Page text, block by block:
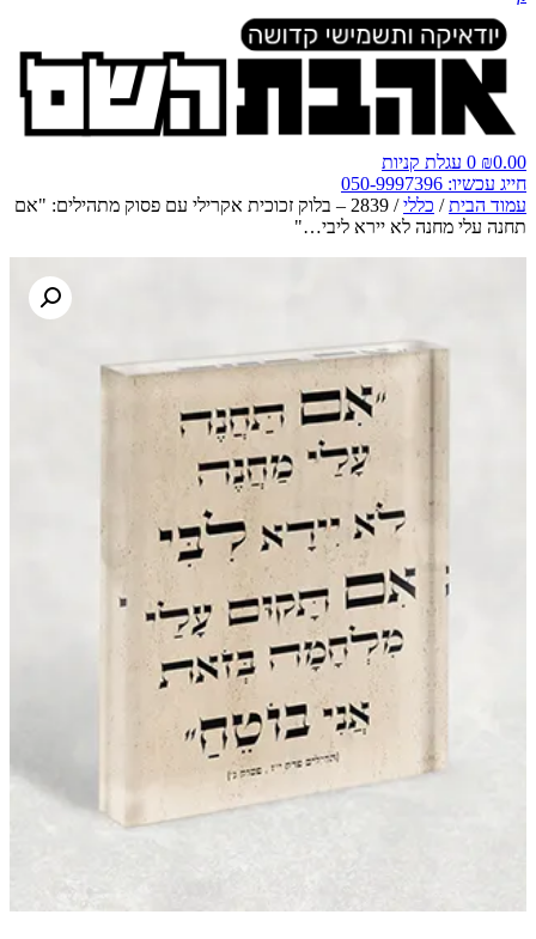
₪0.00
0 עגלת קניות
חייג עכשיו: 050-9997396
עמוד הבית/ כללי
/ 2839 – בלוק זכוכית אקרילי עם פסוק מתהילים: "אם
תחנה עלי מחנה לא יירא ליבי…"